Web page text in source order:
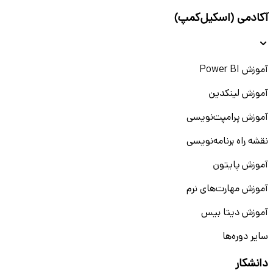
آکادمی (اسکیل‌کمپ)
آموزش Power BI
آموزش لینکدین
آموزش پرامپت‌نویسی
نقشه راه برنامه‌نویسی
آموزش پایتون
آموزش مهارت‌های نرم
آموزش دیتا بیس
سایر دوره‌ها
دانشکار